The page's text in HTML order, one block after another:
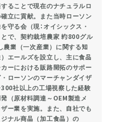
ることで現在のナチュラルロ
立に貢献。また当時ローソン
守る会（現：オイシックス・
で、契約栽培農家 約800グル
業（一次産業）に関する知
エールズを設立し、主に食品
ーにおける販路開拓のサポー
ローソンのマーチャンダイザ
社以上の工場視察した経験
（原材料調達～OEM製造メ
ー業を実施。また、自社でも
ナル商品（加工食品）の